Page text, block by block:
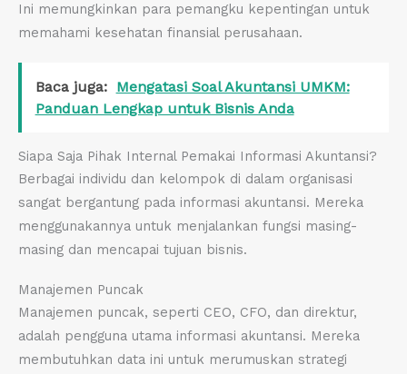
Ini memungkinkan para pemangku kepentingan untuk
memahami kesehatan finansial perusahaan.
Baca juga:
Mengatasi Soal Akuntansi UMKM:
Panduan Lengkap untuk Bisnis Anda
Siapa Saja Pihak Internal Pemakai Informasi Akuntansi?
Berbagai individu dan kelompok di dalam organisasi
sangat bergantung pada informasi akuntansi. Mereka
menggunakannya untuk menjalankan fungsi masing-
masing dan mencapai tujuan bisnis.
Manajemen Puncak
Manajemen puncak, seperti CEO, CFO, dan direktur,
adalah pengguna utama informasi akuntansi. Mereka
membutuhkan data ini untuk merumuskan strategi